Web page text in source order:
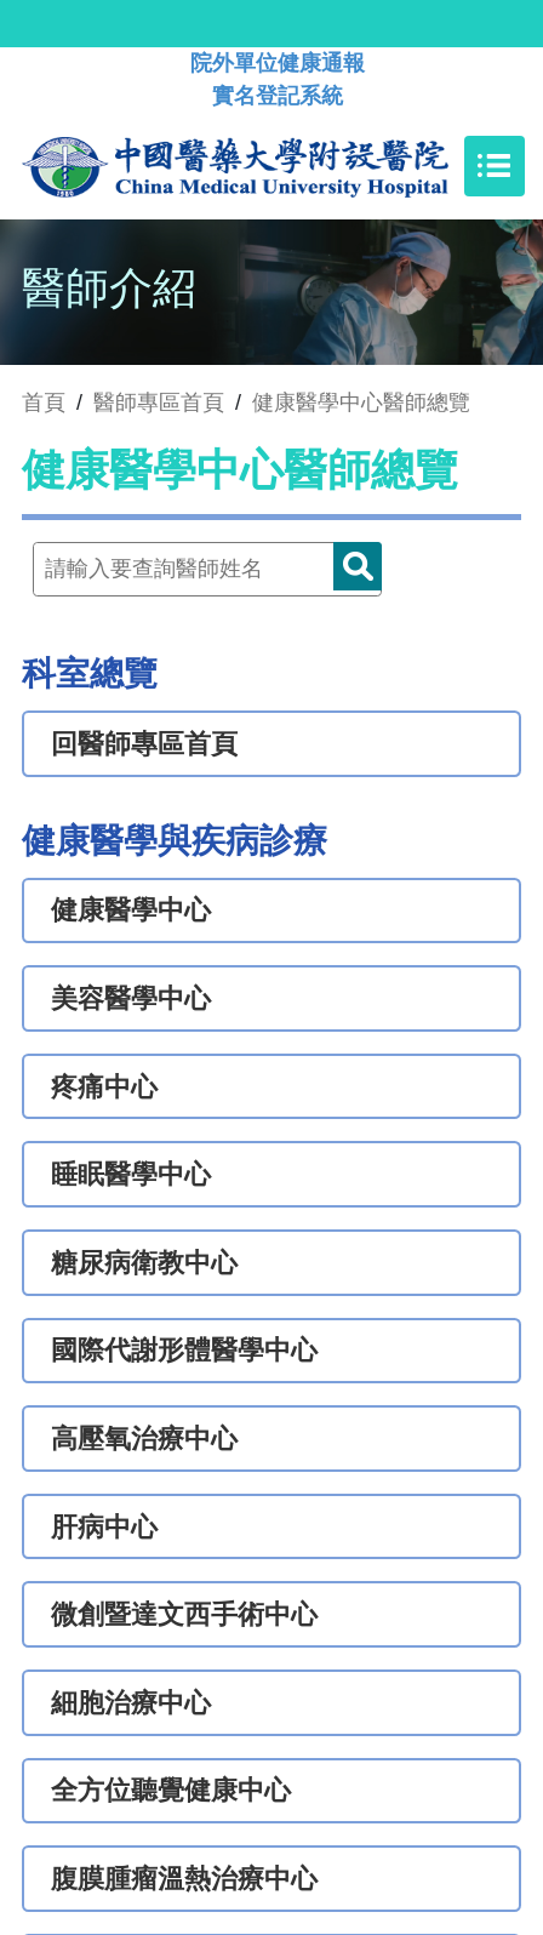
院外單位健康通報
實名登記系統
醫師介紹
首頁 / 醫師專區首頁 / 健康醫學中心醫師總覽
健康醫學中心醫師總覽
科室總覽
回醫師專區首頁
健康醫學與疾病診療
健康醫學中心
美容醫學中心
疼痛中心
睡眠醫學中心
糖尿病衛教中心
國際代謝形體醫學中心
高壓氧治療中心
肝病中心
微創暨達文西手術中心
細胞治療中心
全方位聽覺健康中心
腹膜腫瘤溫熱治療中心